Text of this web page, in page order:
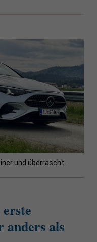
und überrascht.
als